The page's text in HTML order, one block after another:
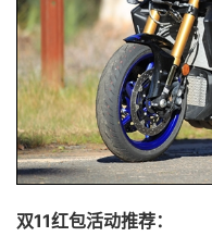
双11红包活动推荐：